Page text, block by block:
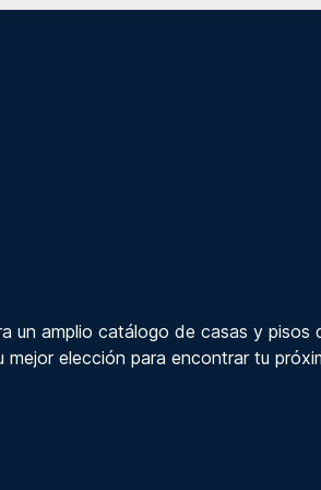
un amplio catálogo de casas y pisos
elección para encontrar tu